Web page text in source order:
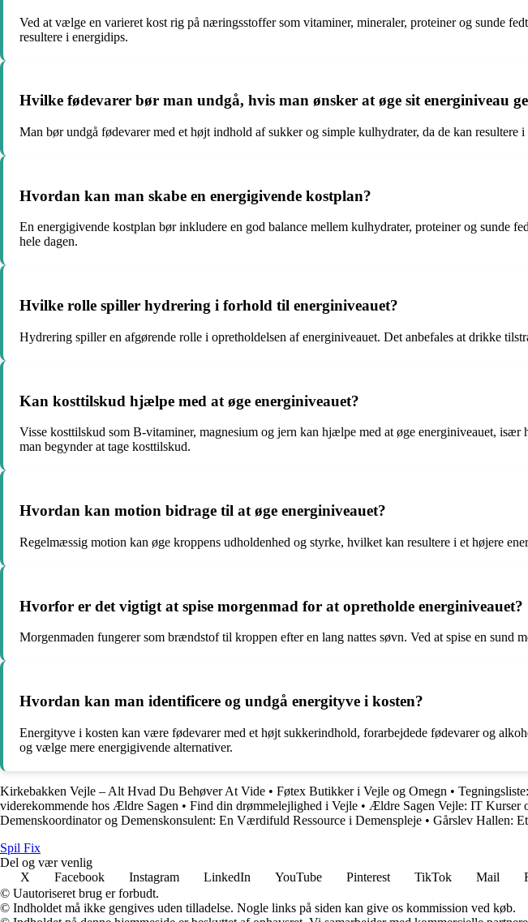
Ved at vælge en varieret kost rig på næringsstoffer som vitaminer, mineraler, proteiner og sunde
resultere i energidips.
Hvilke fødevarer bør man undgå, hvis man ønsker at øge sit energiniveau
Man bør undgå fødevarer med et højt indhold af sukker og simple kulhydrater, da de kan
Hvordan kan man skabe en energigivende kostplan?
En energigivende kostplan bør inkludere en god balance mellem kulhydrater, proteiner og sunde
hele dagen.
Hvilke rolle spiller hydrering i forhold til energiniveauet?
Hydrering spiller en afgørende rolle i opretholdelsen af energiniveauet. Det anbefales at drikke
Kan kosttilskud hjælpe med at øge energiniveauet?
Visse kosttilskud som B-vitaminer, magnesium og jern kan hjælpe med at øge energiniveauet,
man begynder at tage kosttilskud.
Hvordan kan motion bidrage til at øge energiniveauet?
Regelmæssig motion kan øge kroppens udholdenhed og styrke, hvilket kan resultere i et højere
Hvorfor er det vigtigt at spise morgenmad for at opretholde energiniveauet?
Morgenmaden fungerer som brændstof til kroppen efter en lang nattes søvn. Ved at spise en
Hvordan kan man identificere og undgå energityve i kosten?
Energityve i kosten kan være fødevarer med et højt sukkerindhold, forarbejdede fødevarer og
og vælge mere energigivende alternativer.
Kirkebakken Vejle – Alt Hvad Du Behøver At Vide • Føtex Butikker i Vejle og Omegn •
viderekommende hos Ældre Sagen • Find din drømmelejlighed i Vejle • Ældre Sagen Vejle: IT
Demenskoordinator og Demenskonsulent: En Værdifuld Ressource i Demenspleje • Gårslev Hallen:
Spil Fix
Del og vær venlig
X
Facebook Instagram LinkedIn YouTube Pinterest TikTok Mail
© Uautoriseret brug er forbudt.
© Indholdet må ikke gengives uden tilladelse. Nogle links på siden kan give os kommission ved køb.